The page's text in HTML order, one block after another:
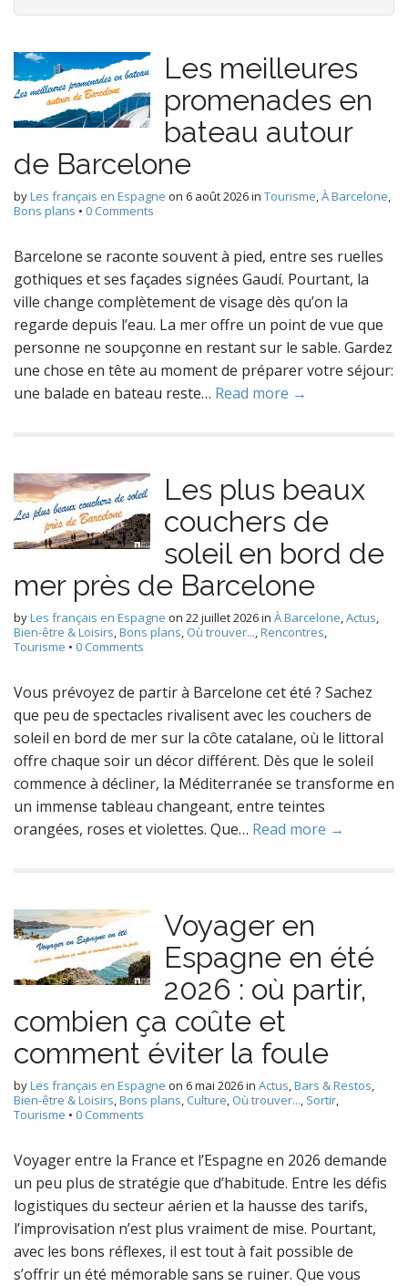
Les meilleures
promenades en
bateau autour
de Barcelone
byLes français en Espagne on 6 août 2026in Tourisme,À Barcelone,
Bons plans • 0 Comments
Barcelone se raconte souvent à pied, entre ses ruelles
gothiques et ses façades signées Gaudí. Pourtant, la
ville change complètement de visage dès qu’on la
regarde depuis l’eau. La mer offre un point de vue que
personne ne soupçonne en restant sur le sable. Gardez
une chose en tête au moment de préparer votre séjour:
une balade en bateau reste… Read more →
Les plus beaux
couchers de
soleil en bord de
mer près de Barcelone
byLes français en Espagne on 22 juillet 2026in À Barcelone,Actus,
Bien-être & Loisirs,Bons plans, Où trouver...,Rencontres,
Tourisme • 0 Comments
Vous prévoyez de partir à Barcelone cet été ? Sachez
que peu de spectacles rivalisent avec les couchers de
soleil en bord de mer sur la côte catalane, où le littoral
offre chaque soir un décor différent. Dès que le soleil
commence à décliner, la Méditerranée se transforme en
un immense tableau changeant, entre teintes
orangées, roses et violettes. Que… Read more →
Voyager en
Espagne en été
2026 : où partir,
combien ça coûte et
comment éviter la foule
byLes français en Espagne on 6 mai 2026in Actus,Bars & Restos,
Bien-être & Loisirs,Bons plans, Culture, Où trouver..., Sortir,
Tourisme • 0 Comments
Voyager entre la France et l’Espagne en 2026 demande
un peu plus de stratégie que d’habitude. Entre les défis
logistiques du secteur aérien et la hausse des tarifs,
l’improvisation n’est plus vraiment de mise. Pourtant,
avec les bons réflexes, il est tout à fait possible de
s’offrir un été mémorable sans se ruiner. Que vous